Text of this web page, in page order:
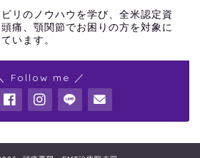
リのノウハウを学び、全米認定資
痛、顎関節でお困りの方を対象に
います。
Follow me ／